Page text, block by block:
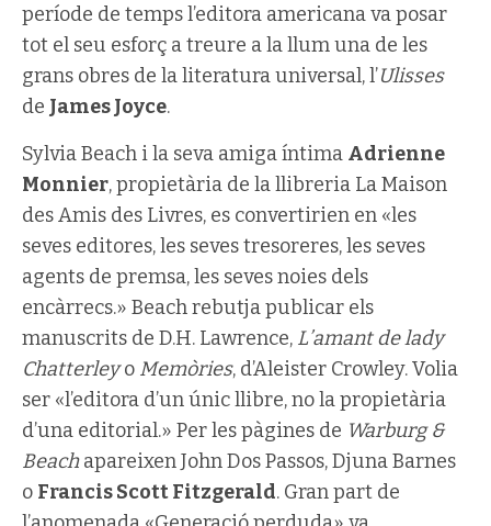
període de temps l’editora americana va posar
tot el seu esforç a treure a la llum una de les
grans obres de la literatura universal, l’Ulisses
de James Joyce.
Sylvia Beach i la seva amiga íntima Adrienne
Monnier, propietària de la llibreria La Maison
des Amis des Livres, es convertirien en «les
seves editores, les seves tresoreres, les seves
agents de premsa, les seves noies dels
encàrrecs.» Beach rebutja publicar els
manuscrits de D.H. Lawrence, L’amant de lady
Chatterleyo Memòries, d’Aleister Crowley. Volia
ser «l’editora d’un únic llibre, no la propietària
d’una editorial.» Per les pàgines de Warburg &
Beachapareixen John Dos Passos, Djuna Barnes
o Francis Scott Fitzgerald. Gran part de